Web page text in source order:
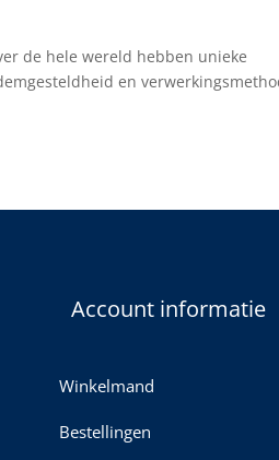
de hele wereld hebben unieke
en
Account informatie
Winkelmand
Bestellingen